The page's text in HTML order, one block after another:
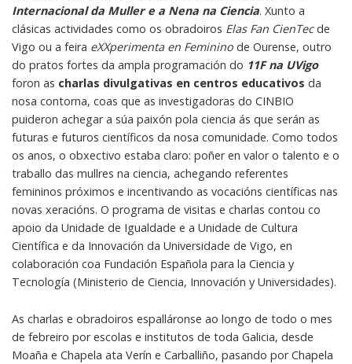
Internacional da Muller e a Nena na Ciencia. Xunto a
clásicas actividades como os obradoiros Elas Fan CienTecde
Vigo ou a feira eXXperimenta en Feminino de Ourense, outro
do pratos fortes da ampla programación do 11F na UVigo
foron as charlas divulgativas en centros educativos da
nosa contorna, coas que as investigadoras do CINBIO
puideron achegar a súa paixón pola ciencia ás que serán as
futuras e futuros científicos da nosa comunidade. Como todos
os anos, o obxectivo estaba claro: poñer en valor o talento e o
traballo das mullres na ciencia, achegando referentes
femininos próximos e incentivando as vocacións científicas nas
novas xeracións. O programa de visitas e charlas contou co
apoio da Unidade de Igualdade e a Unidade de Cultura
Científica e da Innovación da Universidade de Vigo, en
colaboración coa Fundación Española para la Ciencia y
Tecnología (Ministerio de Ciencia, Innovación y Universidades).
As charlas e obradoiros espalláronse ao longo de todo o mes
de febreiro por escolas e institutos de toda Galicia, desde
Moaña e Chapela ata Verín e Carballiño, pasando por Chapela